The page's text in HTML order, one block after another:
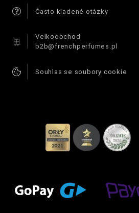
Často kladené otázky
Velkoobchod
b2b@frenchperfumes.pl
Souhlas se soubory cookie